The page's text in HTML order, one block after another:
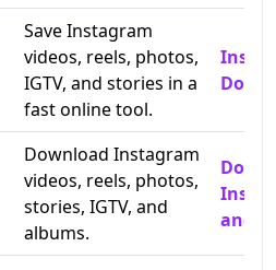
Save Instagram
videos, reels, photos,
IGTV, and stories in a
fast online tool.
Download Instagram
videos, reels, photos,
stories, IGTV, and
albums.
and